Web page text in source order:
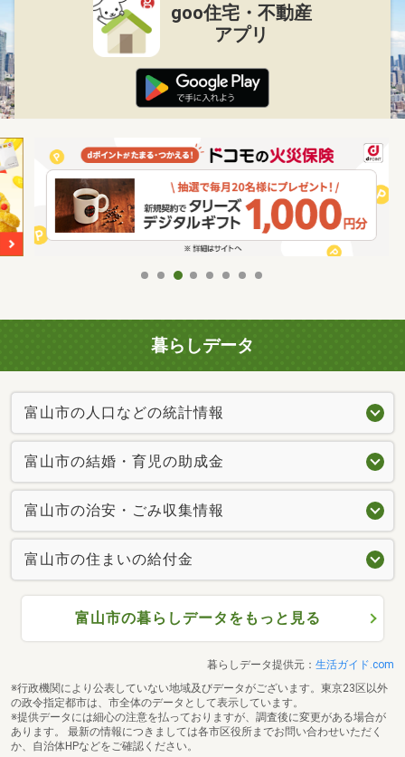
goo住宅・不動産
アプリ
暮らしデータ
富山市の人口などの統計情報
富山市の結婚・育児の助成金
富山市の治安・ごみ収集情報
富山市の住まいの給付金
富山市の暮らしデータをもっと見る
暮らしデータ提供元： 生活ガイド.com
※行政機関により公表していない地域及びデータがございます。東京23区以外
の政令指定都市は、市全体のデータとして表示しています。
※提供データには細心の注意を払っておりますが、調査後に変更がある場合が
あります。 最新の情報につきましては各市区役所までお問い合わせいただく
か、自治体HPなどをご確認ください。